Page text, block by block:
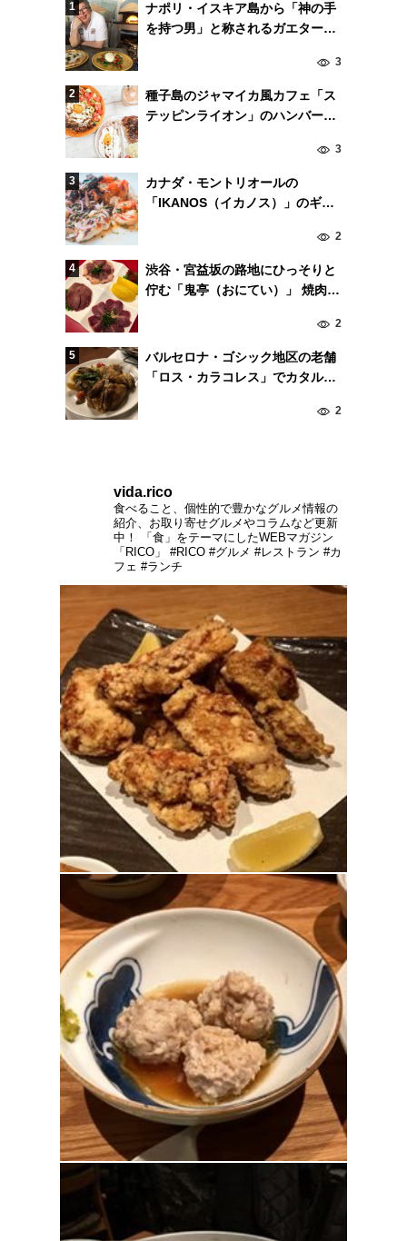
ナポリ・イスキア島から「神の手
を持つ男」と称されるガエターノ
3
種子島のジャマイカ風カフェ「ス
テッピンライオン」のハンバーガ
3
カナダ・モントリオールの
「IKANOS（イカノス）」のギリ
2
渋谷・宮益坂の路地にひっそりと
佇む「鬼亭（おにてい）」 焼肉ス
2
バルセロナ・ゴシック地区の老舗
「ロス・カラコレス」でカタルー
2
vida.rico
食べること、個性的で豊かなグルメ情報の
紹介、お取り寄せグルメやコラムなど更新
中！
「食」をテーマにしたWEBマガジン
「RICO」
#RICO #グルメ #レストラン #カ
フェ #ランチ